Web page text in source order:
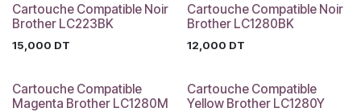
Cartouche Compatible Noir
Brother LC223BK
15,000 DT
Cartouche Compatible Noir
Brother LC1280BK
12,000 DT
Cartouche Compatible
Magenta Brother LC1280M
Cartouche Compatible
Yellow Brother LC1280Y